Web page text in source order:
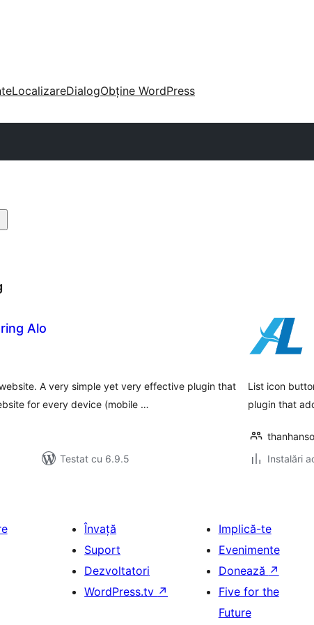
LocalizareDialogObține WordPress
Alo
A very simple yet very effective plugin that
for every device (mobile …
Testat cu 6.9.5
List icon
plugin that
Instalări
Învață
Suport
Dezvoltatori
WordPress.tv ↗
Implică-te
Evenimente
Donează ↗
Five for the
Future